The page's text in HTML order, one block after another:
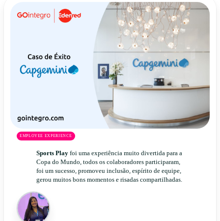
Português
EMPLOYEE EXPERIENCE
Sports Playfoi uma experiência muito divertida para a
Copa do Mundo, todos os colaboradores participaram,
foi um sucesso, promoveu inclusão, espírito de equipe,
gerou muitos bons momentos e risadas compartilhadas.